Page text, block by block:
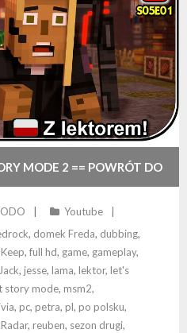
MODE 2 == POWRÓT DO
CHAMPION CITY
Youtube
, domek Freda, dubbing,
, full hd, game, gameplay,
Jack, jesse, lama, lektor, let's
story mode, msm2,
, pc, petra, pl, po polsku,
Radar, reuben, sezon drugi,